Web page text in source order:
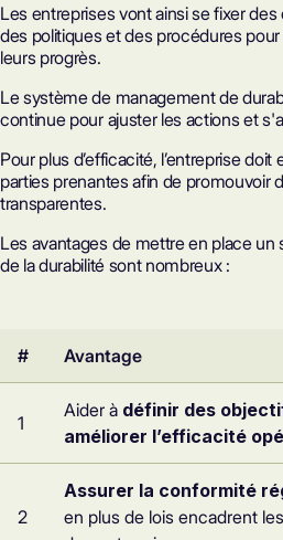
Les entreprises vont ainsi se fixer
des politiques et des procédures
leurs progrès.
Le système de management de
continue pour ajuster les actions et
Pour plus d’efficacité, l’entreprise
parties prenantes afin de promouvoir
transparentes.
Les avantages de mettre en place
de la durabilité sont nombreux :
# Avantage
1
Aider à définir des
améliorer l’efficacité
2
Assurer la conformité
en plus de lois encadrent